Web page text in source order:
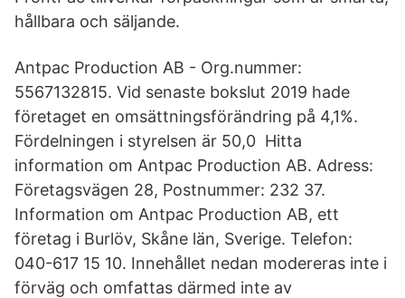
hållbara och säljande.
Antpac Production AB - Org.nummer:
5567132815. Vid senaste bokslut 2019 hade
företaget en omsättningsförändring på 4,1%.
Fördelningen i styrelsen är 50,0 Hitta
information om Antpac Production AB. Adress:
Företagsvägen 28, Postnummer: 232 37.
Information om Antpac Production AB, ett
företag i Burlöv, Skåne län, Sverige. Telefon:
040-617 15 10. Innehållet nedan modereras inte i
förväg och omfattas därmed inte av